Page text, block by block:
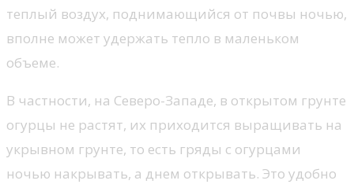
теплый воздух, поднимающийся от почвы ночью,
вполне может удержать тепло в маленьком
объеме.
В частности, на Северо-Западе, в открытом грунте
огурцы не растят, их приходится выращивать на
укрывном грунте, то есть гряды с огурцами
ночью накрывать, а днем открывать. Это удобно